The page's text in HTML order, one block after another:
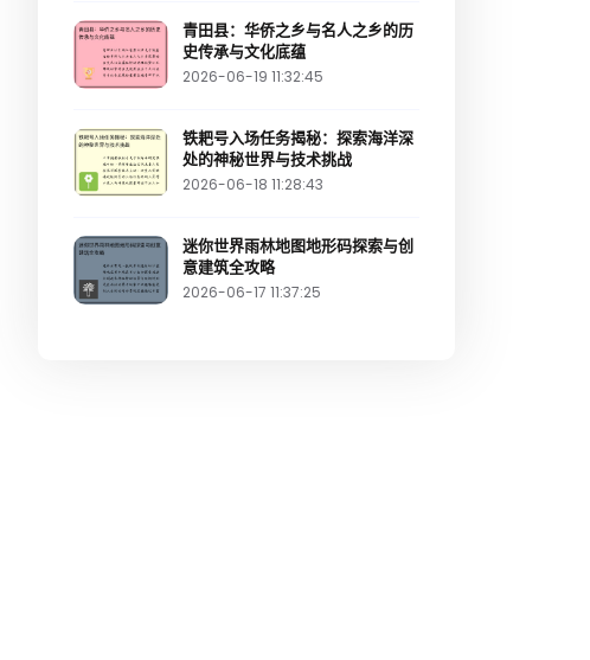
青田县：华侨之乡与名人之乡的历
史传承与文化底蕴
2026-06-19 11:32:45
铁耙号入场任务揭秘：探索海洋深
处的神秘世界与技术挑战
2026-06-18 11:28:43
迷你世界雨林地图地形码探索与创
意建筑全攻略
2026-06-17 11:37:25